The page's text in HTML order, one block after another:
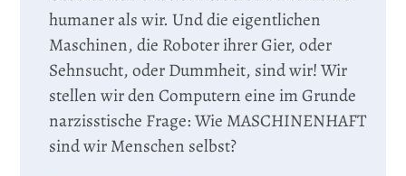
humaner als wir. Und die eigentlichen
Maschinen, die Roboter ihrer Gier, oder
Sehnsucht, oder Dummheit, sind wir! Wir
stellen wir den Computern eine im Grunde
narzisstische Frage: Wie MASCHINENHAFT
sind wir Menschen selbst?